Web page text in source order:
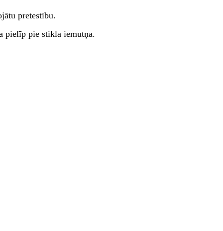
pretestību.
pielīp pie stikla iemutņa.